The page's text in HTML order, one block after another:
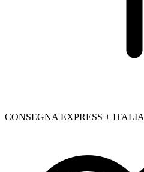
CONSEGNA EXPRESS + ITALIA